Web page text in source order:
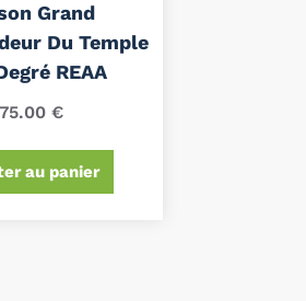
Grand
Du Temple
REAA
75.00 €
au panier